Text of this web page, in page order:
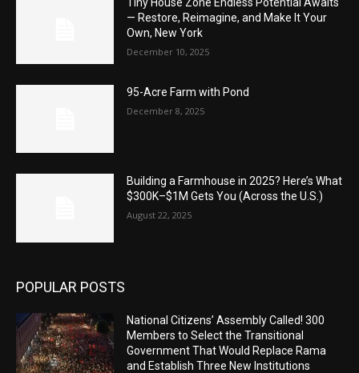
— Restore, Reimagine, and Make It Your
Own, New York
December 10, 2025
95-Acre Farm with Pond
December 8, 2025
Building a Farmhouse in 2025? Here’s What
$300K–$1M Gets You (Across the U.S.)
August 22, 2025
POPULAR POSTS
National Citizens’ Assembly Called! 300
Members to Select the Transitional
Government That Would Replace Rama
and Establish Three New Institutions